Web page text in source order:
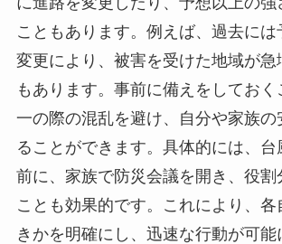
こともあります。例えば、過去には
変更により、被害を受けた地域が急
もあります。事前に備えをしてお
一の際の混乱を避け、自分や家族の
ることができます。具体的には、台
前に、家族で防災会議を開き、役割
ことも効果的です。これにより、
きかを明確にし、迅速な行動が可能